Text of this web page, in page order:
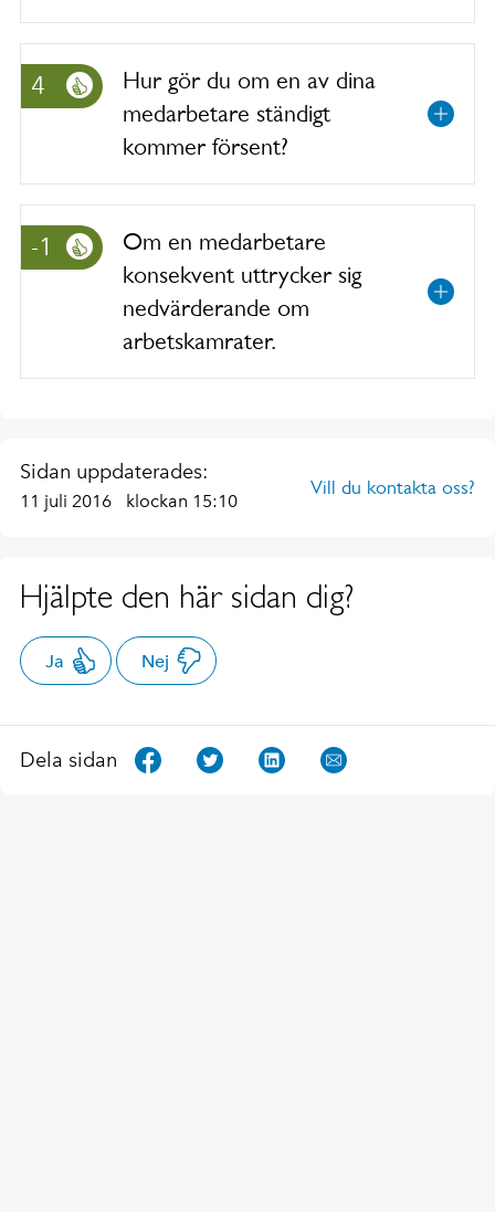
4
Hur gör du om en av dina
medarbetare ständigt
kommer försent?
-1
Om en medarbetare
konsekvent uttrycker sig
nedvärderande om
arbetskamrater.
Sidan uppdaterades:
11 juli 2016 klockan 15:10
Vill du kontakta oss?
Hjälpte den här sidan dig?
Ja Nej
Dela sidan